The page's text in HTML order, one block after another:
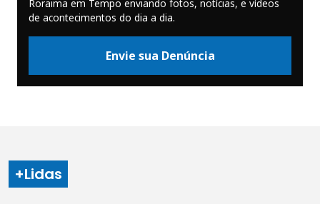
Roraima em Tempo enviando fotos, notícias, e vídeos
de acontecimentos do dia a dia.
Envie sua Denúncia
+Lidas